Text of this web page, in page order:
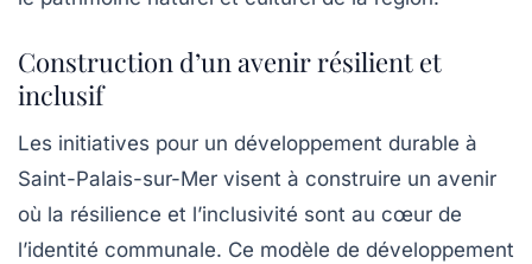
Construction d’un avenir résilient et
inclusif
Les initiatives pour un développement durable à
Saint-Palais-sur-Mer visent à construire un avenir
où la résilience et l’inclusivité sont au cœur de
l’identité communale. Ce modèle de développement